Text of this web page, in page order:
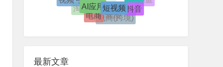
电商电商(跨境)
抖音
淘宝
兼职副业剪辑
运营
最新文章